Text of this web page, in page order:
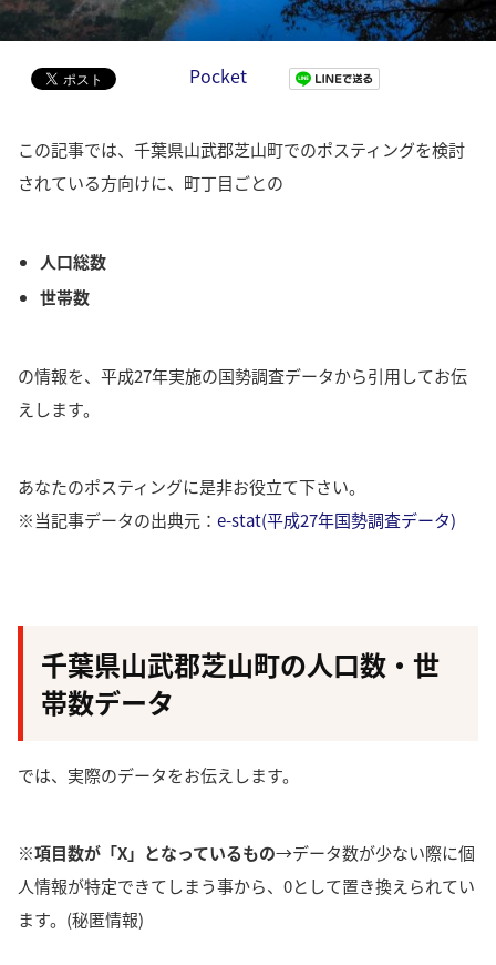
Pocket
この記事では、千葉県山武郡芝山町でのポスティングを検討
されている方向けに、町丁目ごとの
人口総数
世帯数
の情報を、平成27年実施の国勢調査データから引用してお伝
えします。
あなたのポスティングに是非お役立て下さい。
※当記事データの出典元： e-stat(平成27年国勢調査データ)
千葉県山武郡芝山町の人口数・世
帯数データ
では、実際のデータをお伝えします。
※項目数が「X」となっているもの→データ数が少ない際に個
人情報が特定できてしまう事から、0として置き換えられてい
ます。(秘匿情報)